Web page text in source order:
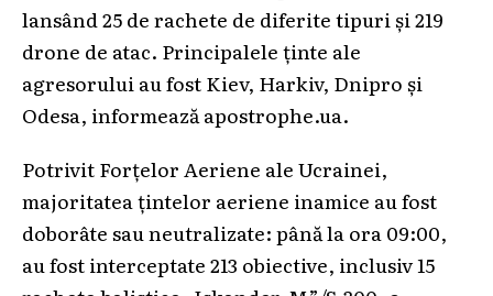
lansând 25 de rachete de diferite tipuri și 219
drone de atac. Principalele ținte ale
agresorului au fost Kiev, Harkiv, Dnipro și
Odesa, informează apostrophe.ua.
Potrivit Forțelor Aeriene ale Ucrainei,
majoritatea țintelor aeriene inamice au fost
doborâte sau neutralizate: până la ora 09:00,
au fost interceptate 213 obiective, inclusiv 15